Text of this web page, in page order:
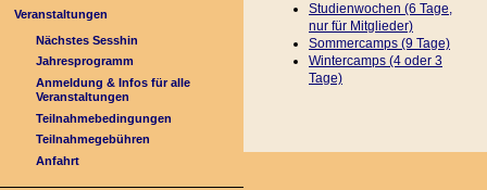
Veranstaltungen
Nächstes Sesshin
Jahresprogramm
Anmeldung & Infos für alle
Veranstaltungen
Teilnahmebedingungen
Teilnahmegebühren
Anfahrt
Studienwochen (6 Tage,
nur für Mitglieder)
Sommercamps (9 Tage)
Wintercamps (4 oder 3
Tage)